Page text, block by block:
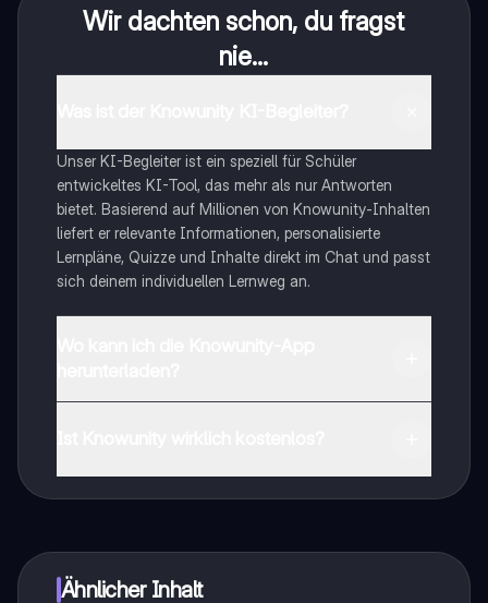
Wir dachten schon, du fragst
nie...
Unser KI-Begleiter ist ein speziell für Schüler
entwickeltes KI-Tool, das mehr als nur Antworten
bietet. Basierend auf Millionen von Knowunity-Inhalten
liefert er relevante Informationen, personalisierte
Lernpläne, Quizze und Inhalte direkt im Chat und passt
sich deinem individuellen Lernweg an.
Ähnlicher Inhalt